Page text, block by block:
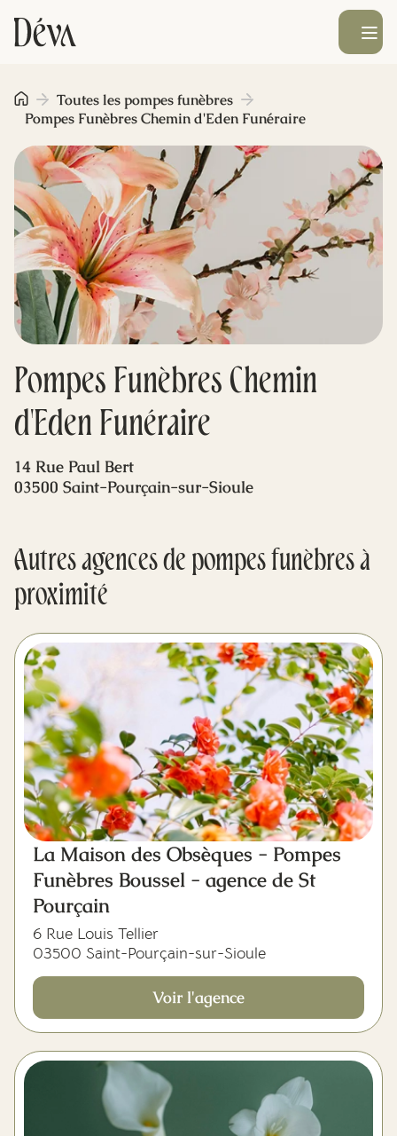
Obsèques
Prévoyance
Monument funéraire
Livraison de fleurs
Blog
Mes dernières volontés
Ouvrir le
Pompes Funèbres Chemin
d'Eden Funéraire
Toutes les pompes funèbres
Pompes Funèbres Chemin d'Eden Funéraire
14 Rue Paul Bert
03500 Saint-Pourçain-sur-Sioule
Autres agences de pompes funèbres à
proximité
La Maison des Obsèques - Pompes
Funèbres Boussel - agence de St
Pourçain
6 Rue Louis Tellier
03500 Saint-Pourçain-sur-Sioule
Voir l'agence